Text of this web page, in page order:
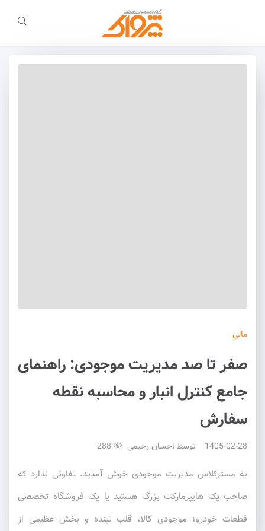
مالی
صفر تا صد مدیریت موجودی: راهنمای
جامع کنترل انبار و محاسبه نقطه
سفارش
1405-02-28 توسط احسان رحیمی
به مسترکلاس مدیریت موجودی خوش آمدید. تفاوتی ندارد که
صاحب یک هایپرمارکت بزرگ هستید یا یک فروشگاه تخصصی
قطعات خودرو؛ موجودی کالا، قلب تپنده و بخش عظیمی از